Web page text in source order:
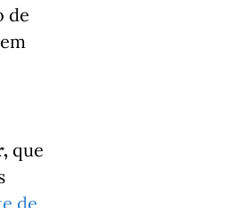
de
que
de